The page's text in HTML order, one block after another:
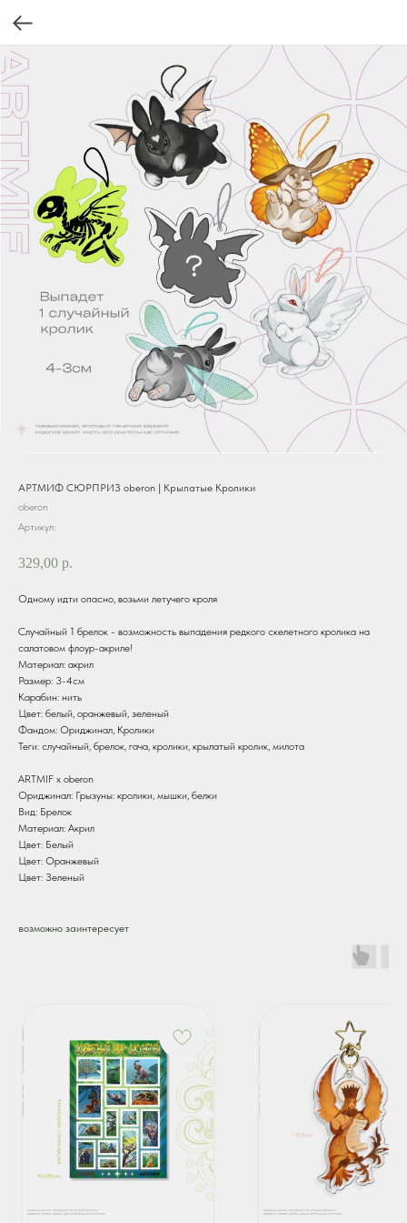
АРТМИФ СЮРПРИЗ oberon | Крылатые Кролики
oberon
Артикул:
329,00 р.
Одному идти опасно, возьми летучего кроля
Случайный 1 брелок - возможность выпадения редкого скелетного кролика на
салатовом флоур-акриле!
Материал: акрил
Размер: 3-4см
Карабин: нить
Цвет: белый, оранжевый, зеленый
Фандом: Ориджинал, Кролики
Теги: случайный, брелок, гача, кролики, крылатый кролик, милота
ARTMIF х oberon
Ориджинал: Грызуны: кролики, мышки, белки
Вид: Брелок
Материал: Акрил
Цвет: Белый
Цвет: Оранжевый
Цвет: Зеленый
возможно заинтересует